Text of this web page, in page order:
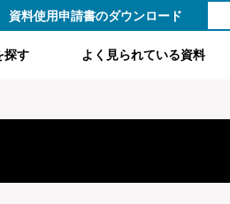
資料使用申請書のダウンロード
探す よく見られている資料